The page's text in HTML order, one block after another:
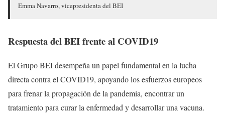
Emma Navarro, vicepresidenta del BEI
Respuesta del BEI frente al COVID19
El Grupo BEI desempeña un papel fundamental en la lucha
directa contra el COVID19, apoyando los esfuerzos europeos
para frenar la propagación de la pandemia, encontrar un
tratamiento para curar la enfermedad y desarrollar una vacuna.